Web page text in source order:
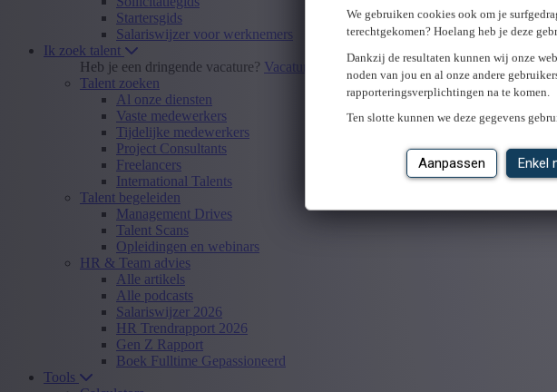
We gebruiken cookies ook om je
terechtgekomen? Hoelang heb je deze
Dankzij de resultaten kunnen wij onze
noden van jou en al onze andere
rapporteringsverplichtingen na te komen.
Ten slotte kunnen we deze gegevens
Aanpassen Enkel
Startersgids
Salariswijzer voor werknemers
Ik zoek talent
Heb je een dringende vacature? Vacature insturen
Talent zoeken
Al onze diensten
Vaste medewerkers
Tijdelijke medewerkers
Project Consultants
Freelancers
International Talents
Talent begeleiden
Management Drives
Talent Scans
Opleidingen en webinars
HR & Team advies
Alle artikels
Alle podcasts
Salariswijzer 2026
HR Trendrapport 2026
Gen Z Rapport
Boek Fulltime Gepassioneerd
Tools